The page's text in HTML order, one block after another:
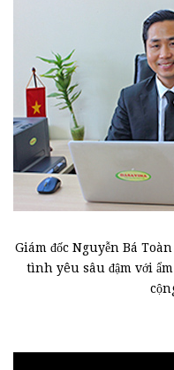
Giám đốc Nguyễn Bá
tình yêu sâu đậm với